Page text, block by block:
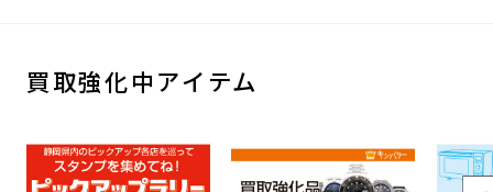
買取強化中アイテム